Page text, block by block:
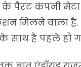
के पैरंट कंपनी
मिलने वाला है.
है पहले हो